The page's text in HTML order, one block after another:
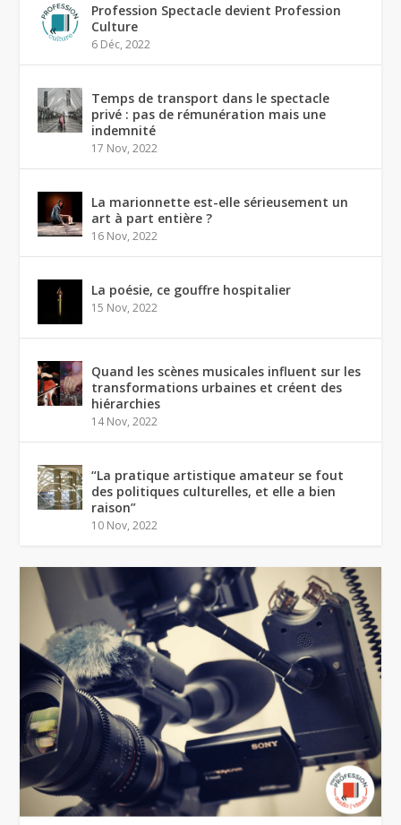
Profession Spectacle devient Profession
Culture
6 Déc, 2022
Temps de transport dans le spectacle
privé : pas de rémunération mais une
indemnité
17 Nov, 2022
La marionnette est-elle sérieusement un
art à part entière ?
16 Nov, 2022
La poésie, ce gouffre hospitalier
15 Nov, 2022
Quand les scènes musicales influent sur les
transformations urbaines et créent des
hiérarchies
14 Nov, 2022
“La pratique artistique amateur se fout
des politiques culturelles, et elle a bien
raison”
10 Nov, 2022